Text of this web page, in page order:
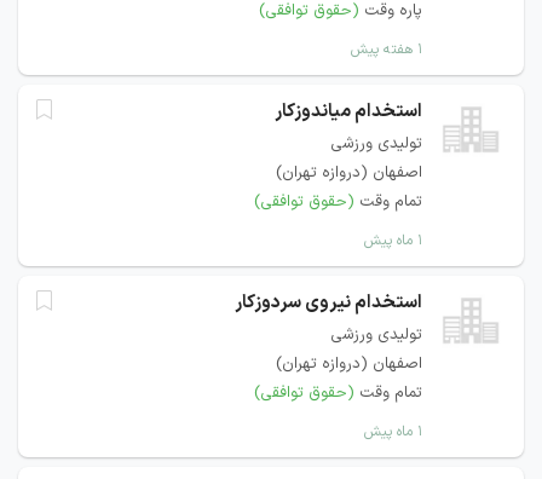
پاره وقت (حقوق توافقی)
۱ هفته پیش
استخدام میاندوزکار
تولیدی ورزشی
اصفهان (دروازه تهران)
تمام وقت (حقوق توافقی)
۱ ماه پیش
استخدام نیروی سردوزکار
تولیدی ورزشی
اصفهان (دروازه تهران)
تمام وقت (حقوق توافقی)
۱ ماه پیش